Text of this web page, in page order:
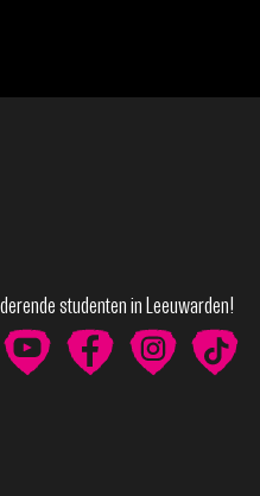
studenten in Leeuwarden!